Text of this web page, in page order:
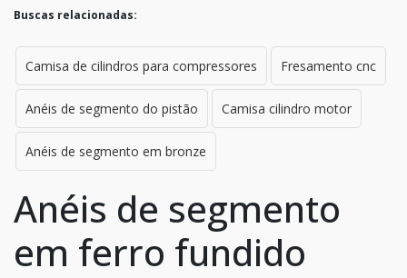
Buscas relacionadas:
Camisa de cilindros para compressores Fresamento cnc
Anéis de segmento do pistão Camisa cilindro motor
Anéis de segmento em bronze
Anéis de segmento
em ferro fundido